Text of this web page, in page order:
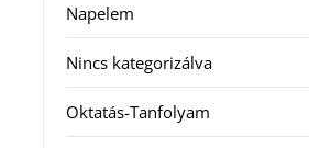
Napelem
Nincs kategorizálva
Oktatás-Tanfolyam